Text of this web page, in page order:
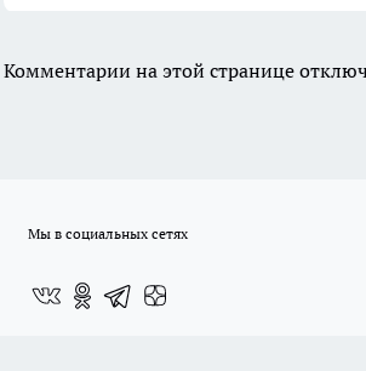
Комментарии на этой странице
Мы в социальных сетях